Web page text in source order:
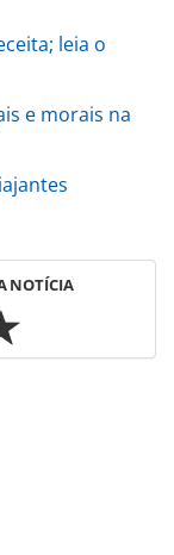
leia o
e morais na
NOTÍCIA
encerra-